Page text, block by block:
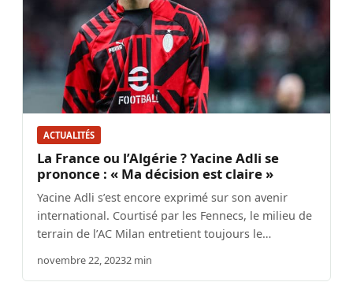
ACTUALITÉS
La France ou l’Algérie ? Yacine Adli se
prononce : « Ma décision est claire »
Yacine Adli s’est encore exprimé sur son avenir
international. Courtisé par les Fennecs, le milieu de
terrain de l’AC Milan entretient toujours le…
novembre 22, 20232 min